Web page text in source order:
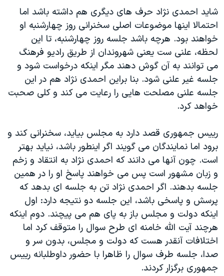
شاید احمدی نژاد حرف های دیگری هم داشته باشد اما
احتمالا اینها موضوعات اصلی سخنرانی روز چهارشنبه او
خواهند بود. هرچه باشد جلسه روز چهارشنبه، تا این
لحظه، علنی ست یعنی شهروندان از طریق رادیو فرهنگ
می توانند به آن گوش دهند مگر اینکه درخواست شود و
جلسه غیر علنی شود. بنا براین احمدی نژاد هم در این
جلسه علنی مصلحت هایی را رعایت می کند و کلی صحبت
خواهد کرد.
رییس جمهوری قصد دارد به مجلس بیاید، سخنرانی کند و
برود اما نمایندگان می گویند اگر اینطور باشد، نیاید بهتر
است. چون آنها می دانند که احمدی نژاد به انتقاد و زخم
و زبان مشهور است پس می خواهند پاسخ او را در همین
جلسه بدهند. اگر احمدی نژاد تن به جلسه ای بدهد که
پرسش و پاسخی باشد، این جلسه دو نتیجه دارد: اول
اینکه دولت و مجلس باز به پای هم می پیچند. دوم اینکه
هرچند آیت الله خامنه ای طرح سوال را متوقف کرد اما
اختلافات آنقدر هست که دولت و مجلس، بدون سر و
صدا، جلسه طرف سوال را ظاهرا با حضور داوطلبانه رییس
جمهوری برگزار کردند.